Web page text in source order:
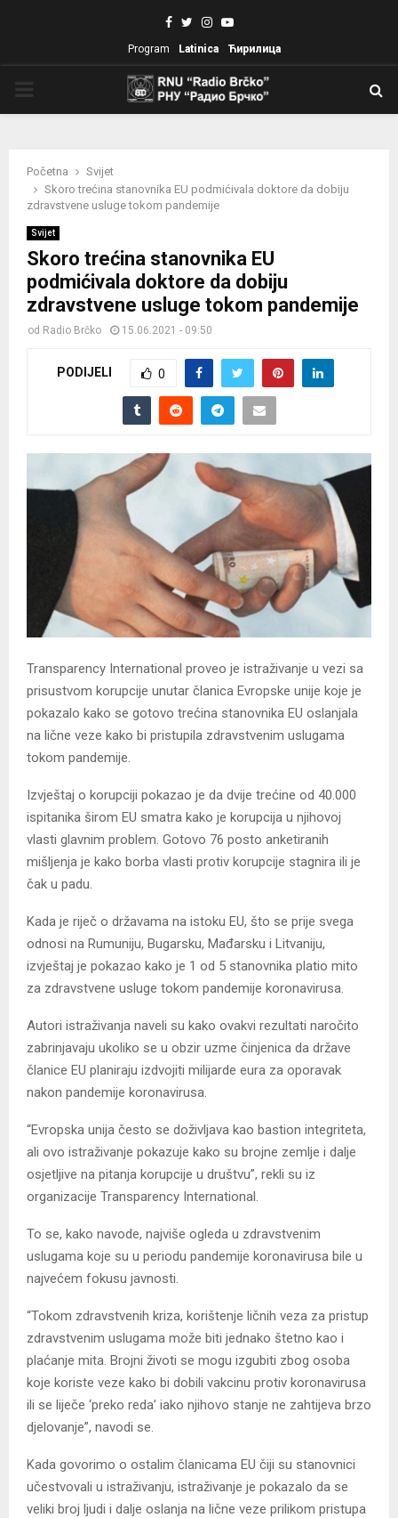
Facebook
TwitterInstagram
Youtube
Program Latinica Ћирилица
Početna
Svijet
Skoro trećina stanovnika EU podmićivala doktore da dobiju
zdravstvene usluge tokom pandemije
Svijet
Skoro trećina stanovnika EU
podmićivala doktore da dobiju
zdravstvene usluge tokom pandemije
od Radio Brčko 15.06.2021 - 09:50
PODIJELI 0
Transparency International proveo je istraživanje u vezi sa
prisustvom korupcije unutar članica Evropske unije koje je
pokazalo kako se gotovo trećina stanovnika EU oslanjala
na lične veze kako bi pristupila zdravstvenim uslugama
tokom pandemije.
Izvještaj o korupciji pokazao je da dvije trećine od 40.000
ispitanika širom EU smatra kako je korupcija u njihovoj
vlasti glavnim problem. Gotovo 76 posto anketiranih
mišljenja je kako borba vlasti protiv korupcije stagnira ili je
čak u padu.
Kada je riječ o državama na istoku EU, što se prije svega
odnosi na Rumuniju, Bugarsku, Mađarsku i Litvaniju,
izvještaj je pokazao kako je 1 od 5 stanovnika platio mito
za zdravstvene usluge tokom pandemije koronavirusa.
Autori istraživanja naveli su kako ovakvi rezultati naročito
zabrinjavaju ukoliko se u obzir uzme činjenica da države
članice EU planiraju izdvojiti milijarde eura za oporavak
nakon pandemije koronavirusa.
“Evropska unija često se doživljava kao bastion integriteta,
ali ovo istraživanje pokazuje kako su brojne zemlje i dalje
osjetljive na pitanja korupcije u društvu”, rekli su iz
organizacije Transparency International.
To se, kako navode, najviše ogleda u zdravstvenim
uslugama koje su u periodu pandemije koronavirusa bile u
najvećem fokusu javnosti.
“Tokom zdravstvenih kriza, korištenje ličnih veza za pristup
zdravstvenim uslugama može biti jednako štetno kao i
plaćanje mita. Brojni životi se mogu izgubiti zbog osoba
koje koriste veze kako bi dobili vakcinu protiv koronavirusa
ili se liječe ‘preko reda’ iako njihovo stanje ne zahtijeva brzo
djelovanje”, navodi se.
Kada govorimo o ostalim članicama EU čiji su stanovnici
učestvovali u istraživanju, istraživanje je pokazalo da se
veliki broj ljudi i dalje oslanja na lične veze prilikom pristupa